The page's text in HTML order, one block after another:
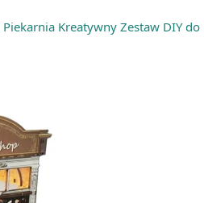
Kreatywny Zestaw DIY do